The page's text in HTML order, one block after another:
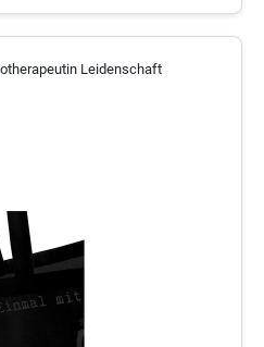
Leidenschaft